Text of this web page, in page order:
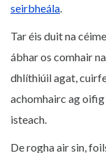
seirbheála.
Tar éis duit na
ábhar os comhair
dhlíthiúil agat,
achomhairc ag
isteach.
De rogha air sin,